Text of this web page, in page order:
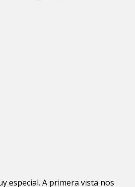
especial. A primera vista nos